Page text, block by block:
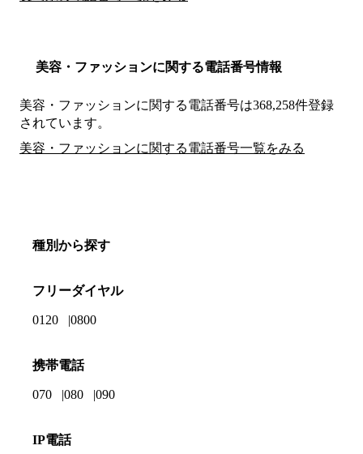
美容・ファッションに関する電話番号情報
美容・ファッションに関する電話番号は368,258件登録
されています。
美容・ファッションに関する電話番号一覧をみる
種別から探す
フリーダイヤル
0120 0800
携帯電話
070 080 090
IP電話